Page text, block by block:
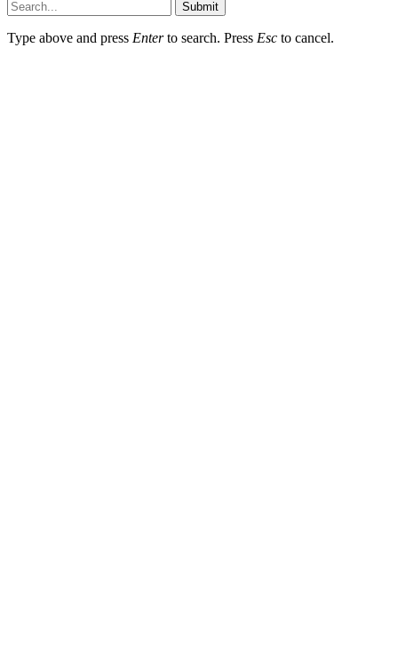
Submit
Type above and press Enterto search. Press Esc to cancel.